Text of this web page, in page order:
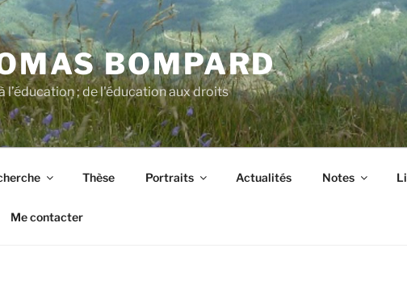
BOMPARD
l’éducation ; de l'éducation aux droits
Thèse Portraits Actualités Notes
Me contacter